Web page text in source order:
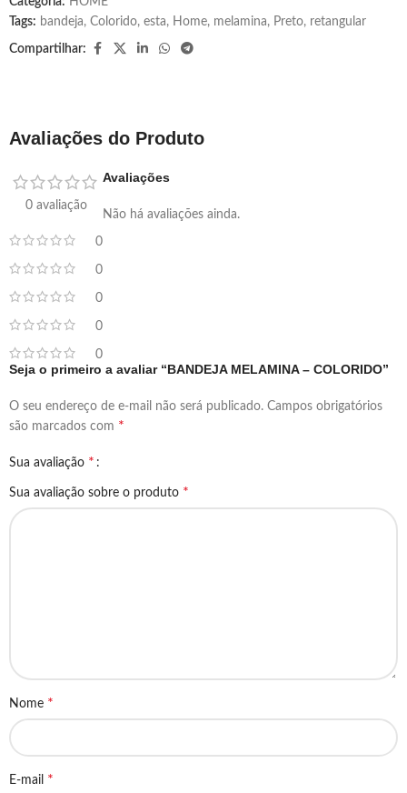
Tags: bandeja, Colorido, esta, Home, melamina, Preto, retangular
Compartilhar:
Avaliações do Produto
0 avaliação
0
0
0
0
0
Avaliações
Não há avaliações ainda.
Seja o primeiro a avaliar “BANDEJA MELAMINA – COLORIDO”
O seu endereço de e-mail não será publicado. Campos obrigatórios
são marcados com *
Sua avaliação *
Sua avaliação sobre o produto *
Nome *
E-mail *